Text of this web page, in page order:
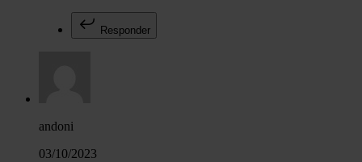
Responder
andoni
03/10/2023